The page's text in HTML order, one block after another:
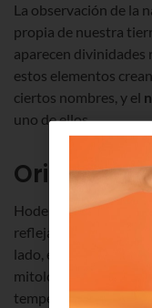
La observación de la
propia de nuestra
aparecen divinidades
estos elementos
ciertos nombres, y el
uno de ellos.
Origen del
Hodei es un nombre
refleja la conexión de
lado, este nominativo
mitología, ya que
tempestad. De hecho,